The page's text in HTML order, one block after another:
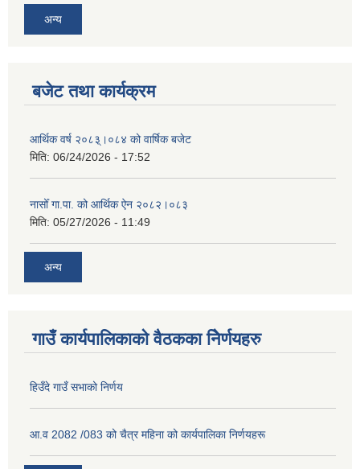
अन्य
बजेट तथा कार्यक्रम
आर्थिक वर्ष २०८३्।०८४ को वार्षिक बजेट
मिति: 06/24/2026 - 17:52
नासोँ गा.पा. को आर्थिक ऐन २०८२।०८३
मिति: 05/27/2026 - 11:49
अन्य
गाउँ कार्यपालिकाको वैठकका निेर्णयहरु
हिउँदे गाउँ सभाको निर्णय
आ.व 2082 /083 को चैत्र महिना को कार्यपालिका निर्णयहरू